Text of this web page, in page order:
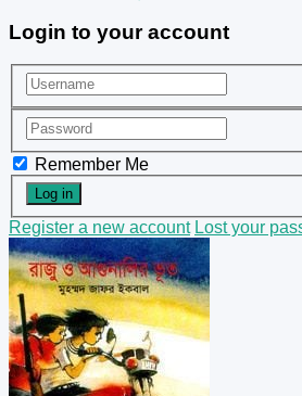
Login to your account
Remember Me
Register a new account Lost your